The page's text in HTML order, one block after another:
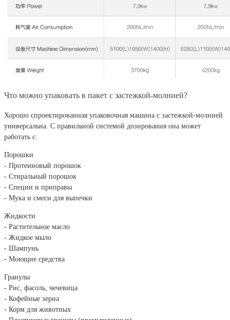
Что можно упаковать в пакет с застежкой-молнией?
Хорошо спроектированная упаковочная машина с застежкой-молнией
универсальна. С правильной системой дозирования она может
работать с:
Порошки
- Протеиновый порошок
- Стиральный порошок
- Специи и приправы
- Мука и смеси для выпечки
Жидкости
- Растительное масло
- Жидкое мыло
- Шампунь
- Моющие средства
Гранулы
- Рис, фасоль, чечевица
- Кофейные зерна
- Корм для животных